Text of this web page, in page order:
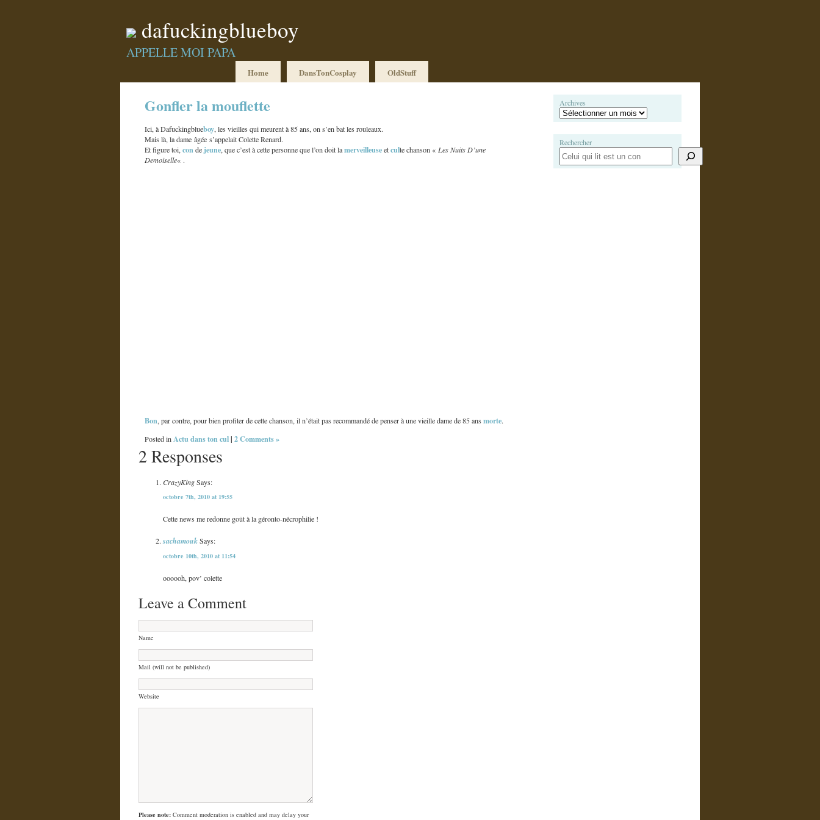
dafuckingblueboy
APPELLE MOI PAPA
Home DansTonCosplay OldStuff
Gonfler la mouflette
Ici, à Dafuckingblueboy, les vieilles qui meurent à 85 ans, on s’en bat les rouleaux.
Mais là, la dame âgée s’appelait Colette Renard.
Et figure toi,conde jeune, que c’est à cette personne que l’on doit lamerveilleuseetculte chanson « Les Nuits D’une
Demoiselle« .
Bon, par contre, pour bien profiter de cette chanson, il n’était pas recommandé de penser à une vieille dame de 85 ansmorte.
Posted inActu dans ton cul| 2 Comments »
2 Responses
CrazyKingSays:
octobre 7th, 2010 at 19:55
Cette news me redonne goût à la géronto-nécrophilie !
sachamoukSays:
octobre 10th, 2010 at 11:54
oooooh, pov’ colette
Leave a Comment
Name
Mail (will not be published)
Website
Please note: Comment moderation is enabled and may delay your
Archives
Rechercher